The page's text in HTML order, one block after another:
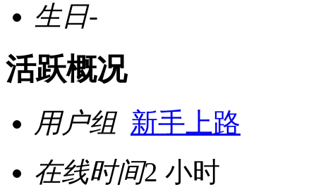
生日-
活跃概况
用户组 新手上路
在线时间2 小时